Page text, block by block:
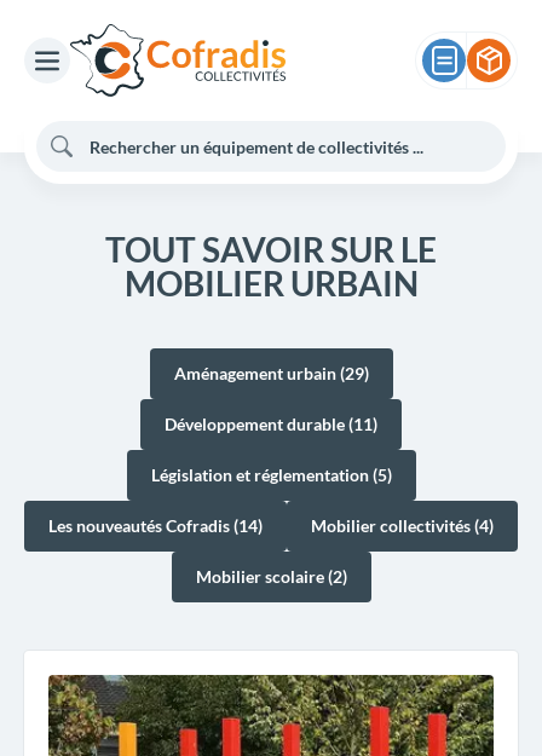
TOUT SAVOIR SUR LE
MOBILIER URBAIN
Aménagement urbain (29)
Développement durable (11)
Législation et réglementation (5)
Les nouveautés Cofradis (14) Mobilier collectivités (4)
Mobilier scolaire (2)